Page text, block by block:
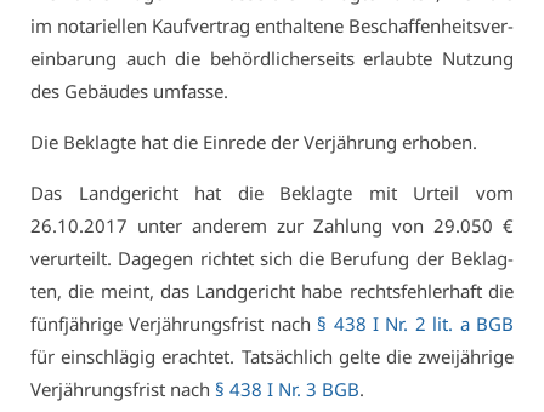
im no­ta­ri­el­len Kauf­ver­trag ent­hal­te­ne Be­schaf­fen­heits­ver­
ein­ba­rung auch die be­hörd­li­cher­seits er­laub­te Nut­zung
des Ge­bäu­des um­fas­se.
Die Be­klag­te hat die Ein­re­de der Ver­jäh­rung er­ho­ben.
Das Land­ge­richt hat die Be­klag­te mit Ur­teil vom
26.10.2017 un­ter an­de­rem zur Zah­lung von 29.050 €
ver­ur­teilt. Da­ge­gen rich­tet sich die Be­ru­fung der Be­klag­
ten, die meint, das Land­ge­richt ha­be rechts­feh­ler­haft die
fünf­jäh­ri­ge Ver­jäh­rungs­frist nach § 438 I Nr. 2 lit. a BGB
für ein­schlä­gig er­ach­tet. Tat­säch­lich gel­te die zwei­jäh­ri­ge
Ver­jäh­rungs­frist nach § 438 I Nr. 3 BGB.